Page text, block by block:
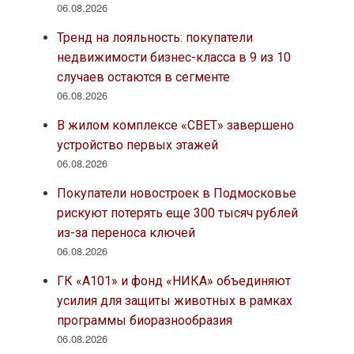
06.08.2026
Тренд на лояльность: покупатели
недвижимости бизнес-класса в 9 из 10
случаев остаются в сегменте
06.08.2026
В жилом комплексе «СВЕТ» завершено
устройство первых этажей
06.08.2026
Покупатели новостроек в Подмосковье
рискуют потерять еще 300 тысяч рублей
из-за переноса ключей
06.08.2026
ГК «А101» и фонд «НИКА» объединяют
усилия для защиты животных в рамках
программы биоразнообразия
06.08.2026